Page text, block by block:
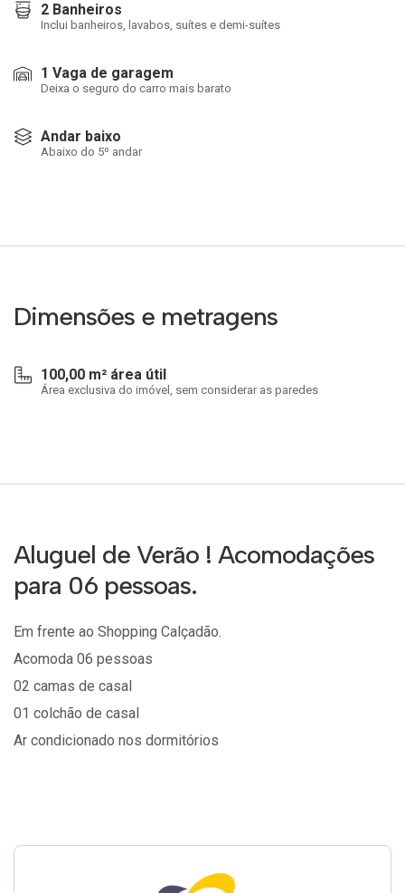
2 Banheiros
Inclui banheiros, lavabos, suítes e demi-suítes
1 Vaga de garagem
Deixa o seguro do carro mais barato
Andar baixo
Abaixo do 5º andar
Dimensões e metragens
100,00 m² área útil
Área exclusiva do imóvel, sem considerar as paredes
Aluguel de Verão ! Acomodações
para 06 pessoas.
Em frente ao Shopping Calçadão.
Acomoda 06 pessoas
02 camas de casal
01 colchão de casal
Ar condicionado nos dormitórios